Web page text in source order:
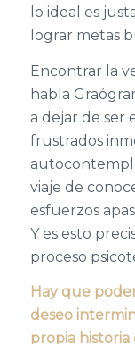
lo ideal es
lograr metas
Encontrar la
habla
a dejar de ser
frustrados
viaje de
esfuerzos
Y es esto
proceso
Hay que
deseo
propia historia